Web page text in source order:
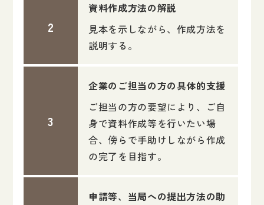
資料作成方法の解説
見本を示しながら、作成方法を
説明する。
企業のご担当の方の具体的支援
ご担当の方の要望により、ご自
身で資料作成等を行いたい場
合、傍らで手助けしながら作成
の完了を目指す。
申請等、当局への提出方法の助